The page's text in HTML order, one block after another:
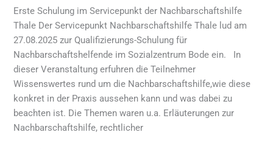
Erste Schulung im Servicepunkt der Nachbarschaftshilfe
Thale Der Servicepunkt Nachbarschaftshilfe Thale lud am
27.08.2025 zur Qualifizierungs-Schulung für
Nachbarschaftshelfende im Sozialzentrum Bode ein. In
dieser Veranstaltung erfuhren die Teilnehmer
Wissenswertes rund um die Nachbarschaftshilfe,wie diese
konkret in der Praxis aussehen kann und was dabei zu
beachten ist. Die Themen waren u.a. Erläuterungen zur
Nachbarschaftshilfe, rechtlicher